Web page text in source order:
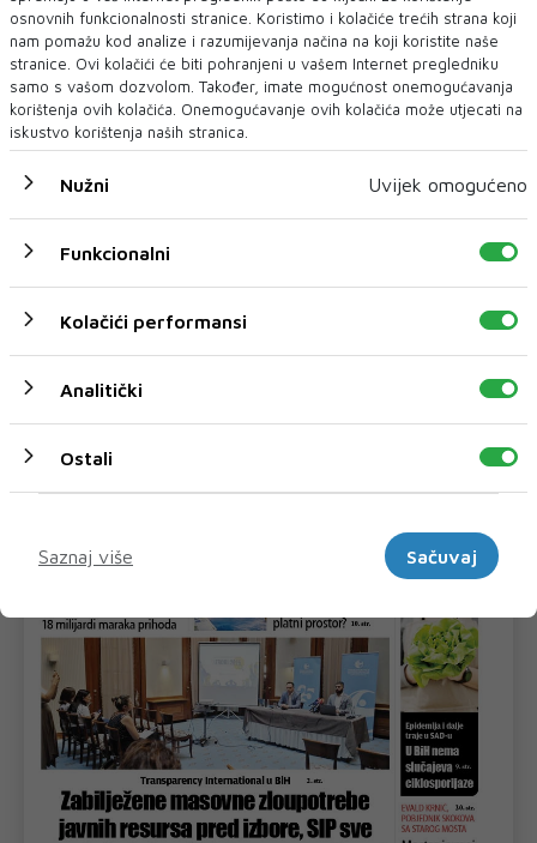
U CILJU ZAŠTITE IMOVINE, ZAKONITOSTI POSLOVANJA I
INTERESA PODUZEĆA
'Komunalno' Mostar tužiteljstvu podnijelo
još dvije kaznene prijave
Zbog sumnje u lažno predstavljanje i sumnje na počinjenje
kaznenih djela kojima je prouz...
osnovnih funkcionalnosti stranice. Koristimo i kolačiće trećih strana koji
nam pomažu kod analize i razumijevanja načina na koji koristite naše
stranice. Ovi kolačići će biti pohranjeni u vašem Internet pregledniku
samo s vašom dozvolom. Također, imate mogućnost onemogućavanja
korištenja ovih kolačića. Onemogućavanje ovih kolačića može utjecati na
iskustvo korištenja naših stranica.
Nužni Uvijek omogućeno
Funkcionalni
Kolačići performansi
Analitički
Ostali
Saznaj više
Sačuvaj